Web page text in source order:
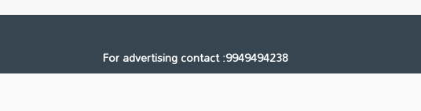
For advertising contact :9949494238
Email: digital@ntvnetwork.com